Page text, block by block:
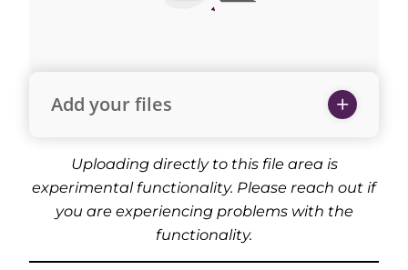
Add your files
Uploading directly to this file area is
experimental functionality. Please reach out if
you are experiencing problems with the
functionality.